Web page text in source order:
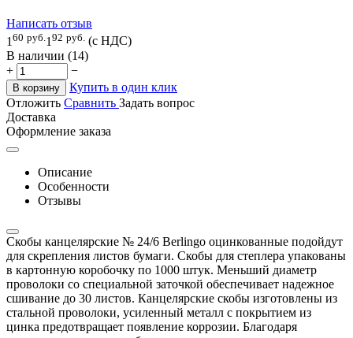
Написать отзыв
1 60 руб. 1 92 руб. (с НДС)
В наличии (14)
+
−
В корзину
Купить в один клик
Отложить Сравнить Задать вопрос
Доставка
Оформление заказа
Описание
Особенности
Отзывы
Скобы канцелярские № 24/6 Berlingo оцинкованные подойдут
для скрепления листов бумаги. Скобы для степлера упакованы
в картонную коробочку по 1000 штук. Меньший диаметр
проволоки со специальной заточкой обеспечивает надежное
сшивание до 30 листов. Канцелярские скобы изготовлены из
стальной проволоки, усиленный металл с покрытием из
цинка предотвращает появление коррозии. Благодаря